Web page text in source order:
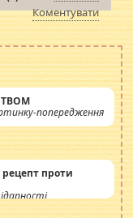
Коментувати
попередження
рецепт проти